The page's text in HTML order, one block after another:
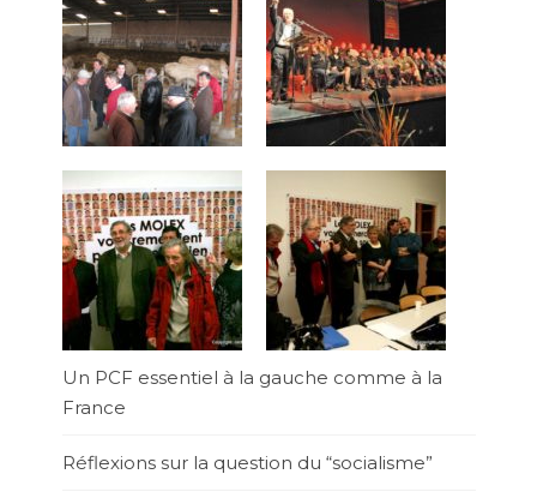
Un PCF essentiel à la gauche comme à la
France
Réflexions sur la question du “socialisme”